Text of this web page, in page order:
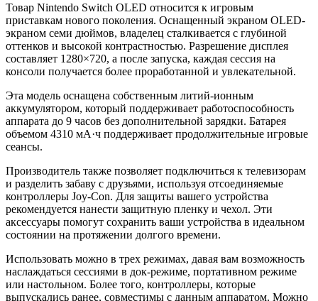
Товар Nintendo Switch OLED относится к игровым
приставкам нового поколения. Оснащенный экраном OLED-
экраном семи дюймов, владелец сталкивается с глубиной
оттенков и высокой контрастностью. Разрешение дисплея
составляет 1280×720, а после запуска, каждая сессия на
консоли получается более проработанной и увлекательной.
Эта модель оснащена собственным литий-ионным
аккумулятором, который поддерживает работоспособность
аппарата до 9 часов без дополнительной зарядки. Батарея
объемом 4310 мА·ч поддерживает продолжительные игровые
сеансы.
Производитель также позволяет подключиться к телевизорам
и разделить забаву с друзьями, используя отсоединяемые
контроллеры Joy-Con. Для защиты вашего устройства
рекомендуется нанести защитную пленку и чехол. Эти
аксессуары помогут сохранить ваши устройства в идеальном
состоянии на протяжении долгого времени.
Использовать можно в трех режимах, давая вам возможность
наслаждаться сессиями в док-режиме, портативном режиме
или настольном. Более того, контроллеры, которые
выпускались ранее, совместимы с данным аппаратом. Можно